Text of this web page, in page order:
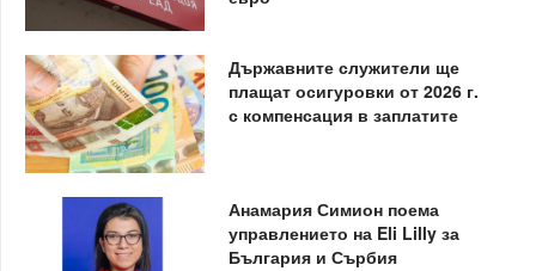
Държавните служители ще
плащат осигуровки от 2026 г.
с компенсация в заплатите
Анамария Симион поема
управлението на Eli Lilly за
България и Сърбия